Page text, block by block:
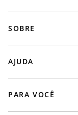
SOBRE
Seja um Revendedor
AJUDA
PARA VOCÊ